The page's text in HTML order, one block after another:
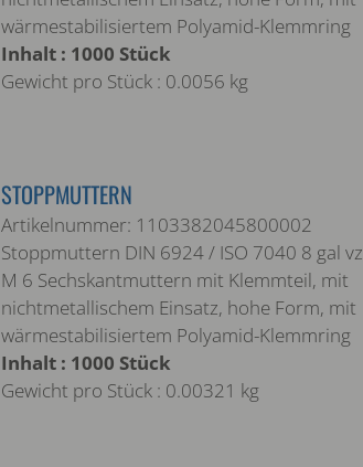
wärmestabilisiertem Polyamid-Klemmring
Inhalt : 1000 Stück
Gewicht pro Stück : 0.0056 kg
STOPPMUTTERN
Artikelnummer: 1103382045800002
Stoppmuttern DIN 6924 / ISO 7040 8 gal vz
M 6 Sechskantmuttern mit Klemmteil, mit
nichtmetallischem Einsatz, hohe Form, mit
wärmestabilisiertem Polyamid-Klemmring
Inhalt : 1000 Stück
Gewicht pro Stück : 0.00321 kg